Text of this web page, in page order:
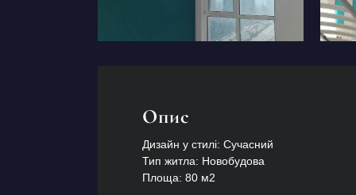
Опис
Дизайн у стилі: Сучасний
Тип житла: Новобудова
Площа: 80 м2